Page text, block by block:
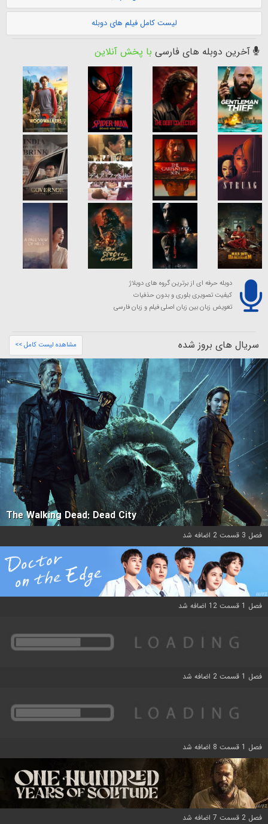
لیست کامل فیلم های دوبله
آخرین دوبله های فارسی با پخش آنلاین
دوبله حرفه ای از برترین گروه های دوبلاژ
کیفیت تصویری بلوری و بدون حذفیات
تعویض زبان بین زبان اصلی فیلم و زبان فارسی
سریال های بروز شده مشاهده لیست کامل >>
The Walking Dead: Dead City
فصل 3 قسمت 2 اضافه شد
فصل 1 قسمت 12 اضافه شد
فصل 1 قسمت 2 اضافه شد
فصل 1 قسمت 8 اضافه شد
فصل 2 قسمت 7 اضافه شد